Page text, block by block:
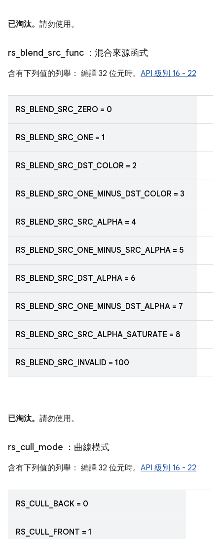
已淘汰。 請勿使用。
rs blend src func ：混合來源函式
含有下列值的列舉： 編譯 32 位元時。 API 級別 16 - 22
RS_BLEND_SRC_ZERO = 0
RS_BLEND_SRC_ONE = 1
RS_BLEND_SRC_DST_COLOR = 2
RS_BLEND_SRC_ONE_MINUS_DST_COLOR = 3
RS_BLEND_SRC_SRC_ALPHA = 4
RS_BLEND_SRC_ONE_MINUS_SRC_ALPHA = 5
RS_BLEND_SRC_DST_ALPHA = 6
RS_BLEND_SRC_ONE_MINUS_DST_ALPHA = 7
RS_BLEND_SRC_SRC_ALPHA_SATURATE = 8
RS_BLEND_SRC_INVALID = 100
已淘汰。 請勿使用。
rs cull mode ：曲線模式
含有下列值的列舉： 編譯 32 位元時。 API 級別 16 - 22
RS_CULL_BACK = 0
RS_CULL_FRONT = 1